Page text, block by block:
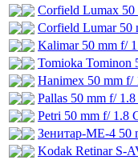
Corfield Lumax 50
Corfield Lumar 50
Kalimar 50 mm f/
Tomioka Tominon
Hanimex 50 mm f/
Pallas 50 mm f/
Petri 50 mm f/ 1.8
Зенитар-МЕ-4 50
Kodak Retinar S-